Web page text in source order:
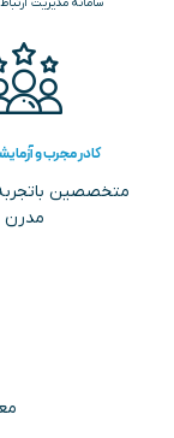
کادر مجرب و
متخصصین
مدرن